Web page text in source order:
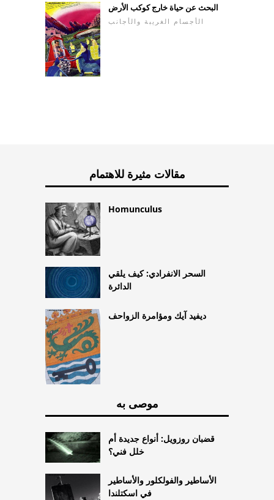
البحث عن حياة خارج كوكب الأرض
الأجسام الغريبة والأجانب
مقالات مثيرة للاهتمام
Homunculus
السحر الانفرادي: كيف يلقي
الدائرة
ديفيد آيك ومؤامرة الزواحف
موصى به
قضبان روزويل: أنواع جديدة أم
خلل فني؟
الأساطير والفولكلور والأساطير
في اسكتلندا